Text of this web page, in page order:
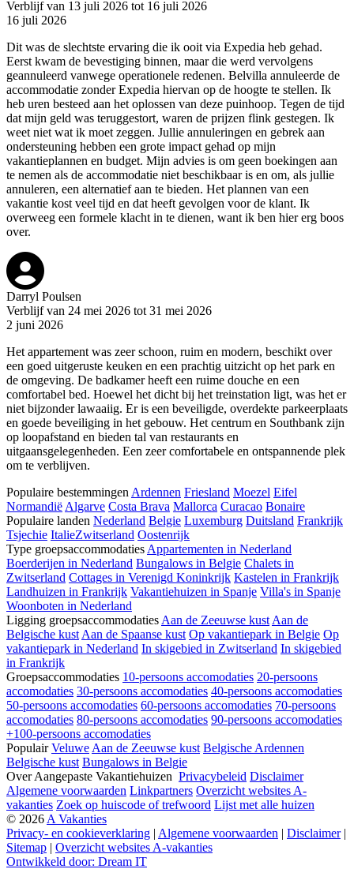
Verblijf van 13 juli 2026 tot 16 juli 2026
16 juli 2026
Dit was de slechtste ervaring die ik ooit via Expedia heb gehad.
Eerst kwam de bevestiging binnen, maar die werd vervolgens
geannuleerd vanwege operationele redenen. Belvilla annuleerde de
accommodatie zonder Expedia hiervan op de hoogte te stellen. Ik
heb uren besteed aan het oplossen van deze puinhoop. Tegen de tijd
dat mijn geld was teruggestort, waren de prijzen flink gestegen. Ik
weet niet wat ik moet zeggen. Jullie annuleringen en gebrek aan
ondersteuning hebben een grote impact gehad op mijn
vakantieplannen en budget. Mijn advies is om geen boekingen aan
te nemen als de accommodatie niet beschikbaar is en om, als jullie
annuleren, een alternatief aan te bieden. Het plannen van een
vakantie kost veel tijd en dat heeft gevolgen voor de klant. Ik
overweeg een formele klacht in te dienen, want ik ben hier erg boos
over.
Darryl Poulsen
Verblijf van 24 mei 2026 tot 31 mei 2026
2 juni 2026
Het appartement was zeer schoon, ruim en modern, beschikt over
een goed uitgeruste keuken en een prachtig uitzicht op het park en
de omgeving. De badkamer heeft een ruime douche en een
comfortabel bed. Hoewel het dicht bij het treinstation ligt, was het er
niet bijzonder lawaaiig. Er is een beveiligde, overdekte parkeerplaats
en goede beveiliging in het gebouw. Het centrum en Southbank zijn
op loopafstand en bieden tal van restaurants en
uitgaansgelegenheden. Een zeer comfortabele en ontspannende plek
om te verblijven.
Populaire bestemmingenArdennen Friesland Moezel Eifel
NormandiëAlgarve Costa Brava Mallorca Curacao Bonaire
Populaire landen Nederland Belgie Luxemburg Duitsland Frankrijk
Tsjechie ItalieZwitserland Oostenrijk
Type groepsaccommodatiesAppartementen in Nederland
Boerderijen in Nederland Bungalows in Belgie Chalets in
Zwitserland Cottages in Verenigd Koninkrijk Kastelen in Frankrijk
Landhuizen in Frankrijk Vakantiehuizen in Spanje Villa's in Spanje
Woonboten in Nederland
Ligging groepsaccommodatiesAan de Zeeuwse kustAan de
Belgische kustAan de Spaanse kust Op vakantiepark in Belgie Op
vakantiepark in Nederland In skigebied in Zwitserland In skigebied
in Frankrijk
Groepsaccommodaties 10-persoons accomodaties 20-persoons
accomodaties 30-persoons accomodaties 40-persoons accomodaties
50-persoons accomodaties 60-persoons accomodaties 70-persoons
accomodaties 80-persoons accomodaties 90-persoons accomodaties
+100-persoons accomodaties
Populair VeluweAan de Zeeuwse kust Belgische Ardennen
Belgische kust Bungalows in Belgie
Over Aangepaste Vakantiehuizen Privacybeleid Disclaimer
Algemene voorwaarden Linkpartners Overzicht websites A-
vakanties Zoek op huiscode of trefwoord Lijst met alle huizen
© 2026A Vakanties
Privacy- en cookieverklaring Algemene voorwaarden Disclaimer
Sitemap
Overzicht websites A-vakanties
Ontwikkeld door: Dream IT